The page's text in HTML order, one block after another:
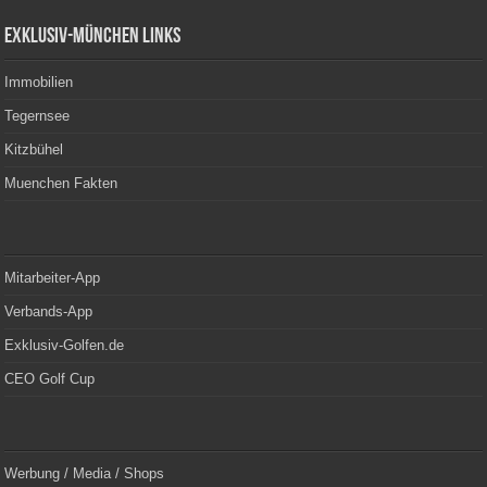
Exklusiv-München Links
Immobilien
Tegernsee
Kitzbühel
Muenchen Fakten
Mitarbeiter-App
Verbands-App
Exklusiv-Golfen.de
CEO Golf Cup
Werbung / Media / Shops